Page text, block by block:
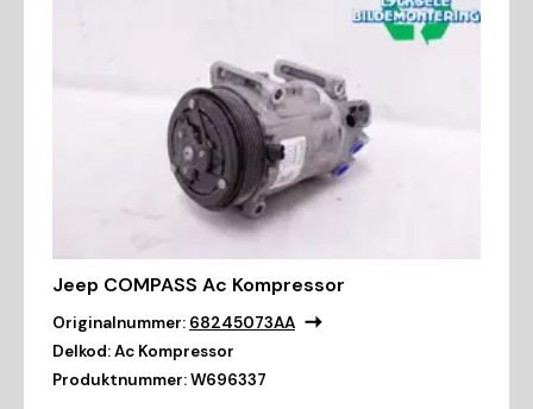
Jeep COMPASS Ac Kompressor
Originalnummer: 68245073AA
Delkod:Ac Kompressor
Produktnummer:W696337